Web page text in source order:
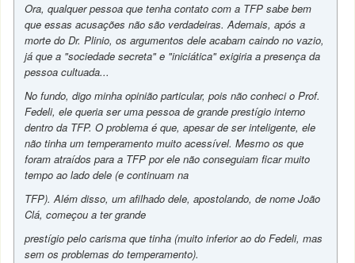
Ora, qualquer pessoa que tenha contato com a TFP sabe bem
que essas acusações não são verdadeiras. Ademais, após a
morte do Dr. Plinio, os argumentos dele acabam caindo no vazio,
já que a "sociedade secreta" e "iniciática" exigiria a presença da
pessoa cultuada...
No fundo, digo minha opinião particular, pois não conheci o Prof.
Fedeli, ele queria ser uma pessoa de grande prestígio interno
dentro da TFP. O problema é que, apesar de ser inteligente, ele
não tinha um temperamento muito acessível. Mesmo os que
foram atraídos para a TFP por ele não conseguiam ficar muito
tempo ao lado dele (e continuam na
TFP). Além disso, um afilhado dele, apostolando, de nome João
Clá, começou a ter grande
prestígio pelo carisma que tinha (muito inferior ao do Fedeli, mas
sem os problemas do temperamento).